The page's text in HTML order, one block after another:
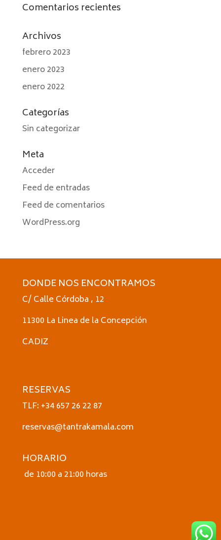
Comentarios recientes
Archivos
febrero 2023
enero 2023
enero 2022
Categorías
Sin categorizar
Meta
Acceder
Feed de entradas
Feed de comentarios
WordPress.org
DONDE NOS ENCONTRAMOS
C/ Calle Córdoba , 12
11300 La Linea de la Concepción
CADIZ
RESERVAS
TLF: +34 657 26 22 87
reservas@tantrakamala.com
HORARIO
de 10:00 a 21:00 horas